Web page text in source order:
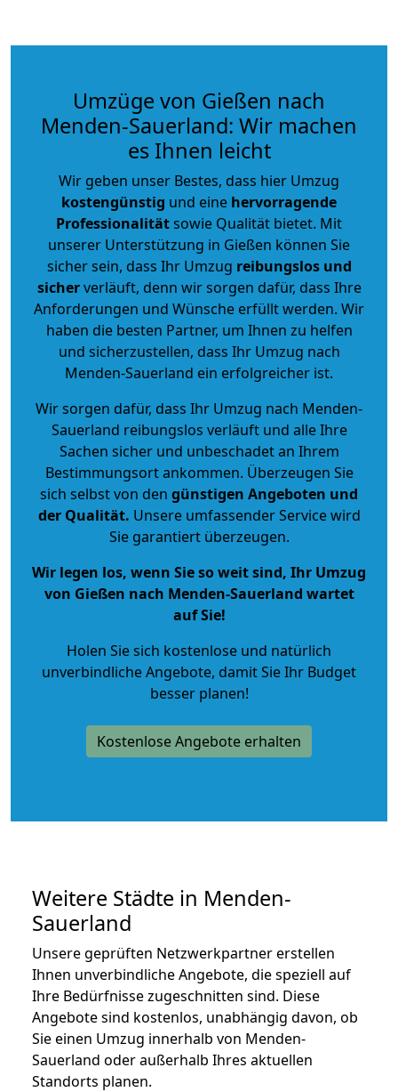
Umzüge von Gießen nach
Menden-Sauerland: Wir machen
es Ihnen leicht
Wir geben unser Bestes, dass hier Umzug
kostengünstig und eine hervorragende
Professionalitätsowie Qualität bietet. Mit
unserer Unterstützung in Gießen können Sie
sicher sein, dass Ihr Umzug reibungslos und
sicherverläuft, denn wir sorgen dafür, dass Ihre
Anforderungen und Wünsche erfüllt werden. Wir
haben die besten Partner, um Ihnen zu helfen
und sicherzustellen, dass Ihr Umzug nach
Menden-Sauerland ein erfolgreicher ist.
Wir sorgen dafür, dass Ihr Umzug nach Menden-
Sauerland reibungslos verläuft und alle Ihre
Sachen sicher und unbeschadet an Ihrem
Bestimmungsort ankommen. Überzeugen Sie
sich selbst von den günstigen Angeboten und
der Qualität. Unsere umfassender Service wird
Sie garantiert überzeugen.
Wir legen los, wenn Sie so weit sind, Ihr Umzug
von Gießen nach Menden-Sauerland wartet
auf Sie!
Holen Sie sich kostenlose und natürlich
unverbindliche Angebote, damit Sie Ihr Budget
besser planen!
Kostenlose Angebote erhalten
Weitere Städte in Menden-
Sauerland
Unsere geprüften Netzwerkpartner erstellen
Ihnen unverbindliche Angebote, die speziell auf
Ihre Bedürfnisse zugeschnitten sind. Diese
Angebote sind kostenlos, unabhängig davon, ob
Sie einen Umzug innerhalb von Menden-
Sauerland oder außerhalb Ihres aktuellen
Standorts planen.